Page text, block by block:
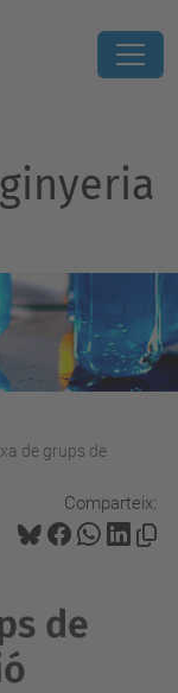
de grups de
Comparteix:
de